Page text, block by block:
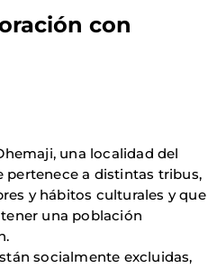
con
una localidad del
pertenece a distintas tribus,
y hábitos culturales y que
una población
socialmente excluidas,